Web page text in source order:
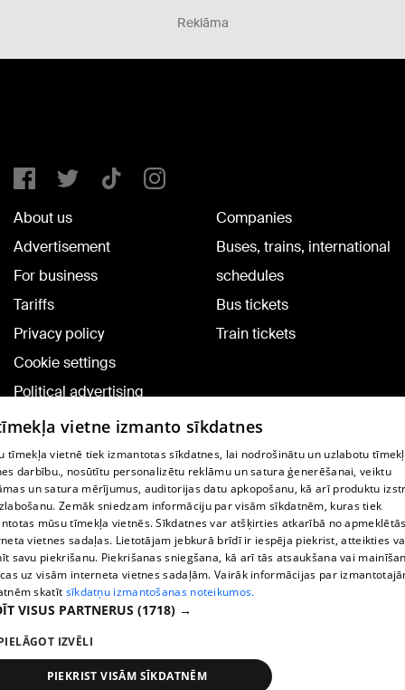
Reklāma
About us
Advertisement
For business
Tariffs
Privacy policy
Cookie settings
Political advertising
Cookie policy
Commenting terms
Companies
Buses, trains, international
schedules
Bus tickets
Train tickets
TV program
Contract rules
360 Ziņu kontakti
Helio Media
Vortal assistance service: e-mail -
All rights reserved.
vietne izmanto sīkdatnes
tīmekļa vietnē tiek izmantotas sīkdatnes, lai nodrošinātu un uzlabotu
darbību., nosūtītu personalizētu reklāmu un satura ģenerēšanai, veiktu
un satura mērījumus, auditorijas datu apkopošanu, kā arī produktu
Zemāk sniedzam informāciju par visām sīkdatnēm, kuras tiek
mūsu tīmekļa vietnēs. Sīkdatnes var atšķirties atkarībā no
vietnes sadaļas. Lietotājam jebkurā brīdī ir iespēja piekrist, atteikties
savu piekrišanu. Piekrišanas sniegšana, kā arī tās atsaukšana vai
uz visām interneta vietnes sadaļām. Vairāk informācijas par
skatīt sīkdatņu izmantošanas noteikumos.
VISUS PARTNERUS (1718) →
IZVĒLI
PIEKRIST VISĀM SĪKDATNĒM